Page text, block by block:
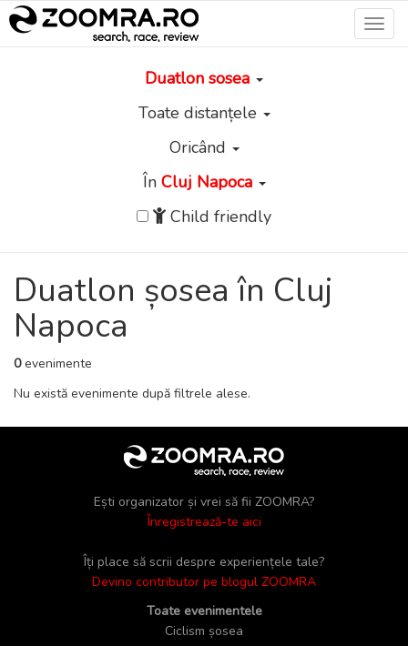
Duatlon sosea
Toate distanțele
Oricând
În Cluj Napoca
Child friendly
Duatlon șosea în Cluj
Napoca
0evenimente
Nu există evenimente după filtrele alese.
Ești organizator și vrei să fii ZOOMRA?
Înregistrează-te aici
Îți place să scrii despre experiențele tale?
Devino contributor pe blogul ZOOMRA
Toate evenimentele
Ciclism șosea